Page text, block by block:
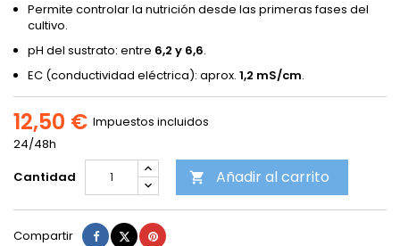
Permite controlar la nutrición desde las primeras fases del
cultivo.
pH del sustrato: entre 6,2 y 6,6.
EC (conductividad eléctrica): aprox. 1,2 mS/cm.
12,50 € Impuestos incluidos
24/48h
Cantidad
 Añadir al carrito
Compartir Compartir
TuitearPinterest